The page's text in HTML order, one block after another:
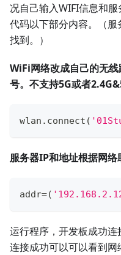
况自己输入WIFI信息和
代码以下部分内容。（
找到。）
WiFi网络改成自己的无
号。不支持5G或者
wlan . connect (
服务器IP和地址根据网络
addr=(
运行程序，开发板成功连
连接成功可以可以看到